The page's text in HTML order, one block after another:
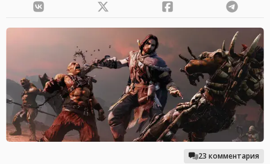
23 комментария